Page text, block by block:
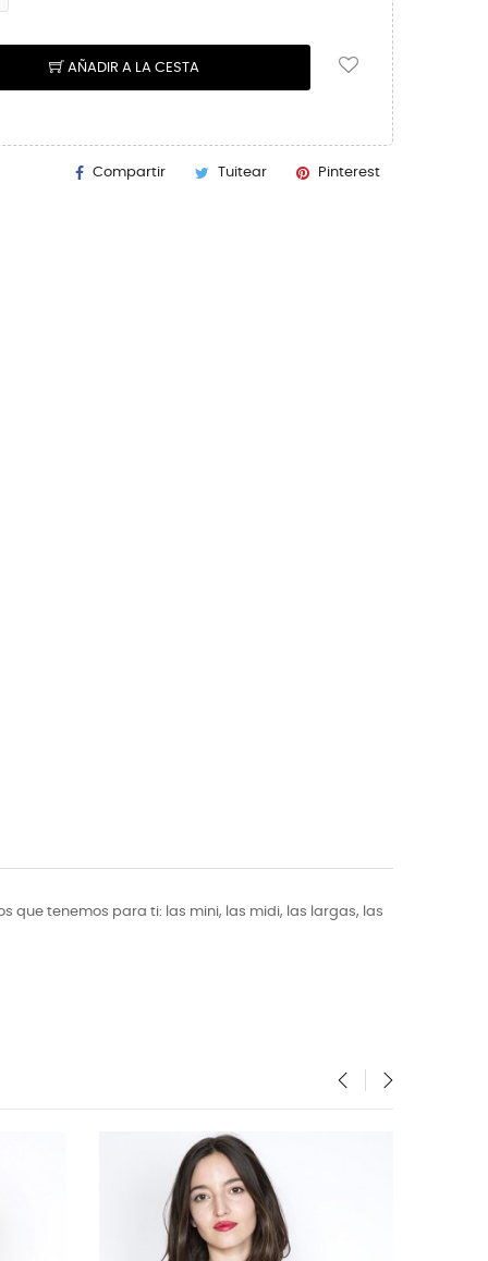
AÑADIR A LA CESTA
Compartir Tuitear Pinterest
que tenemos para ti: las mini, las midi, las largas, las